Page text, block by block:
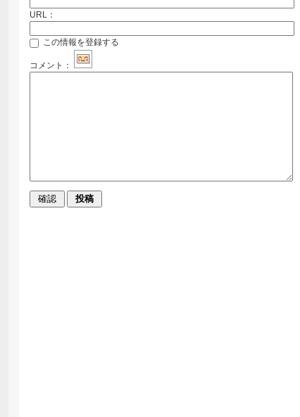
URL：
この情報を登録する
コメント：